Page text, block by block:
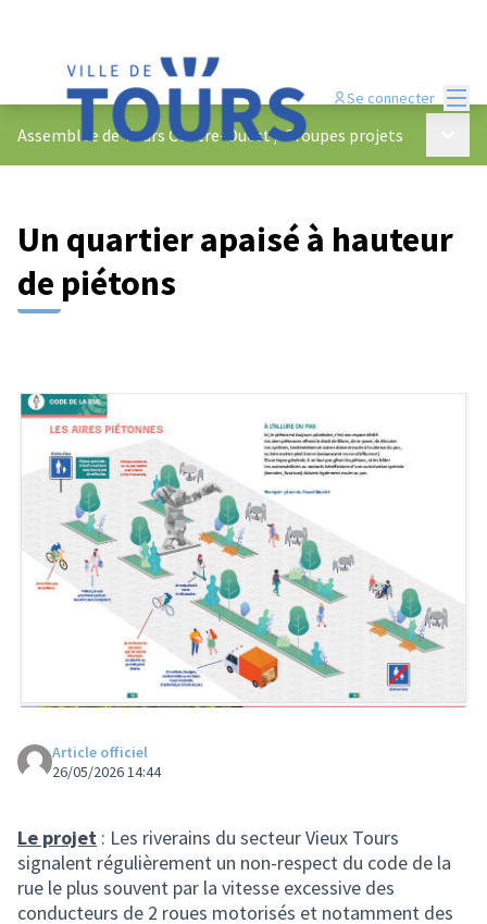
Se connecter
Assemblée de Tours Centre-Ouest/Groupes projets
Un quartier apaisé à hauteur
de piétons
Article officiel
26/05/2026 14:44
Le projet : Les riverains du secteur Vieux Tours
signalent régulièrement un non-respect du code de la
rue le plus souvent par la vitesse excessive des
conducteurs de 2 roues motorisés et notamment des